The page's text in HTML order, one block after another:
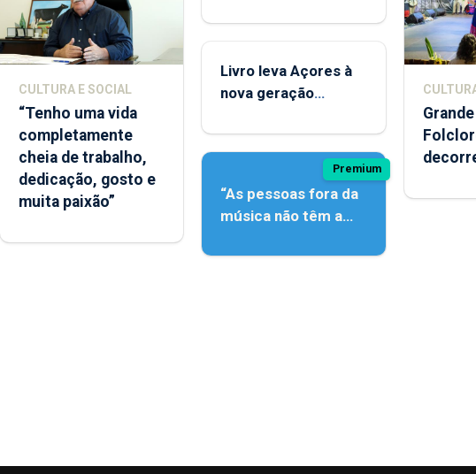
CULTURA E SOCIAL
“Tenho uma vida
completamente
cheia de trabalho,
dedicação, gosto e
muita paixão”
instrumentos
Livro leva Açores à
nova geração
Premium
“As pessoas fora da
música não têm a
é produzir uma